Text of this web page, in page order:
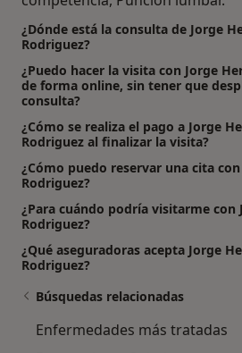
¿Dónde está la consulta de Jorge
Rodriguez?
¿Puedo hacer la visita con Jorge
de forma online, sin tener que
consulta?
¿Cómo se realiza el pago a Jorge
Rodriguez al finalizar la visita?
¿Cómo puedo reservar una cita
Rodriguez?
¿Para cuándo podría visitarme con
Rodriguez?
¿Qué aseguradoras acepta Jorge
Rodriguez?
Búsquedas relacionadas
Enfermedades más tratadas